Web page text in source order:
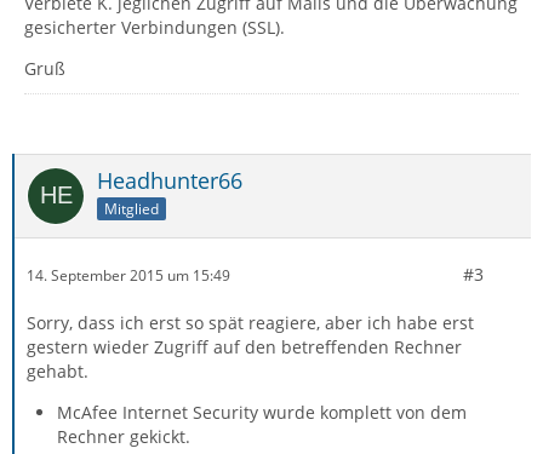
gesicherter Verbindungen (SSL).
Gruß
Headhunter66
Mitglied
14. September 2015 um 15:49 #3
Sorry, dass ich erst so spät reagiere, aber ich habe erst
gestern wieder Zugriff auf den betreffenden Rechner
gehabt.
McAfee Internet Security wurde komplett von dem
Rechner gekickt.